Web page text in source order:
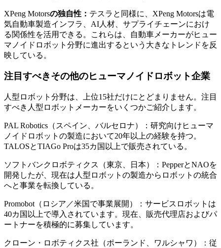
XPeng Motorsの独自性： テスラと同様に、XPeng Motorsは電
気自動車製造インフラ、AI人材、サプライチェーンにおけ
る関係性を活用できる。これらは、自動車メーカーがヒュー
マノイドロボット分野に進出するという大きなトレンドを反
映している。
注目すべきその他のヒューマノイドロボット企業
人型ロボット分野は、上位15社だけにとどまりません。注目
すべき人型ロボットメーカーをいくつかご紹介します。
PAL Robotics（スペイン、バルセロナ）：研究向けヒューマ
ノイドロボットの製造において20年以上の経験を持つ。
TALOSとTIAGo Proは35カ国以上で販売されている。
ソフトバンクロボティクス（東京、日本）：PepperとNAOを
開発したが、現在は人型ロボットの製造からロボットの統合
へと事業を転換している。
Promobot（ロシア／米国で事業展開）：サービスロボットは
40カ国以上で導入されています。現在、販売代理店およびパ
ートナーを積極的に募集しています。
クローン・ロボティクス社（ポーランド、ワルシャワ）：従